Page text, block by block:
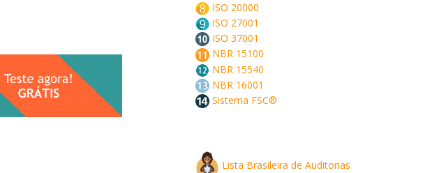
ISO 20000
ISO 27001
ISO 37001
NBR 15100
NBR 15540
NBR 16001
Sistema FSC®
Lista Brasileira de Auditorias